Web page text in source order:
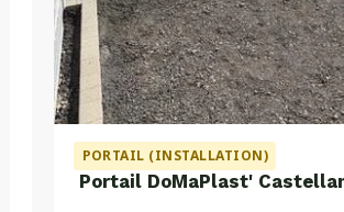
PORTAIL (INSTALLATION)
Portail DoMaPlast'